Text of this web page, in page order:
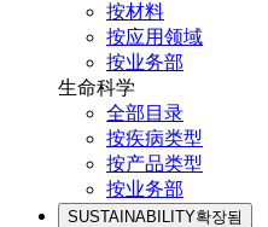
按材料
按应用领域
按业务部
生命科学
全部目录
按疾病类型
按产品类型
按业务部
SUSTAINABILITY확장됨